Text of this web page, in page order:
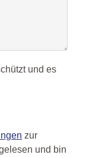
und es
zur
und bin